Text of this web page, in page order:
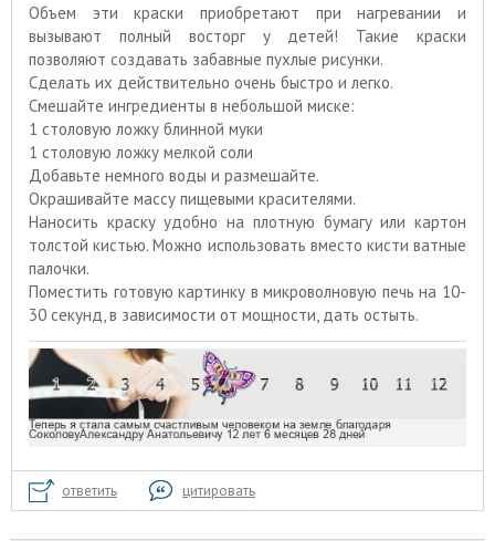
Объем эти краски приобретают при нагревании и
вызывают полный восторг у детей! Такие краски
позволяют создавать забавные пухлые рисунки.
Сделать их действительно очень быстро и легко.
Смешайте ингредиенты в небольшой миске:
1 столовую ложку блинной муки
1 столовую ложку мелкой соли
Добавьте немного воды и размешайте.
Окрашивайте массу пищевыми красителями.
Наносить краску удобно на плотную бумагу или картон
толстой кистью. Можно использовать вместо кисти ватные
палочки.
Поместить готовую картинку в микроволновую печь на 10-
30 секунд, в зависимости от мощности, дать остыть.
ответить цитировать